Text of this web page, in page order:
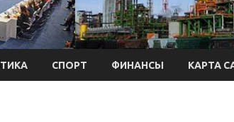
СПОРТ ФИНАНСЫ КАРТА